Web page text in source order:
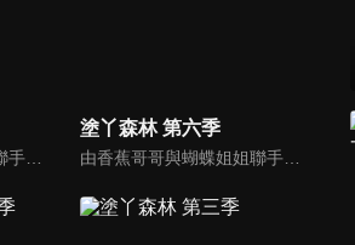
塗丫森林 第六季
由香蕉哥哥與蝴蝶姐姐聯手出擊，透過圖畫、音樂、故事等方式，開啟小朋友無限潛能，讓小朋友在遊戲中自然學習，還有粉筆小子教大家用簡單線條畫出有趣的圖形；「塗ㄚ偵探」裡，阿嗚還會將許多世界名畫介紹給小朋友認識。